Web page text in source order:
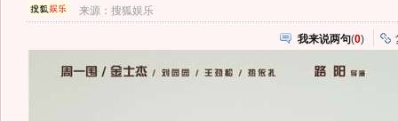
来源：搜狐娱乐
我来说两句(0)